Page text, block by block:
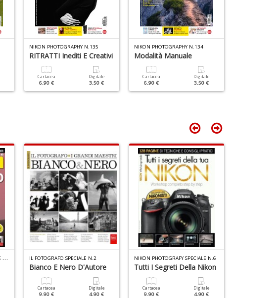
NIKON PHOTOGRAPHY N.135
RITRATTI Inediti E Creativi
Cartacea
6.90 €
Digitale
3.50 €
NIKON PHOTOGRAPHY N.134
Modalità Manuale
Cartacea
6.90 €
Digitale
3.50 €
P
ROFESSIONAL PHOTO SPECIALE N.11
IL FOTOGRAFO SPECIALE N.2
Bianco E Nero D'Autore
Cartacea
9.90 €
Digitale
4.90 €
NIKON PHOTOGRAFY SPECIALE N.6
Tutti I Segreti Della Nikon
Cartacea
9.90 €
Digitale
4.90 €